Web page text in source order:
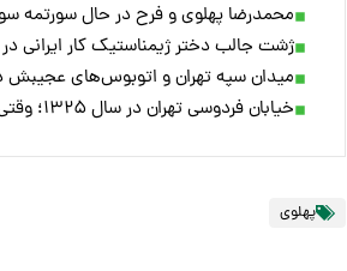
محمدرضا پهلوی و فرح در حال سورتمه
ژشت جالب دختر ژیمناستیک کار ایرانی در دهه
میدان سپه تهران و اتوبوس‌های عجیبش در
خیابان فردوسی تهران در سال ۱۳۲۵؛ وقتی فقط چند صرافی داشت
پهلوی